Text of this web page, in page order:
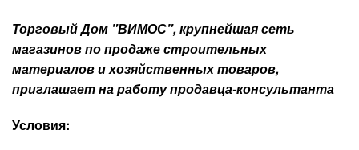
Торговый Дом "ВИМОС", крупнейшая сеть
магазинов по продаже строительных
материалов и хозяйственных товаров,
приглашает на работу продавца-консультанта
Условия: